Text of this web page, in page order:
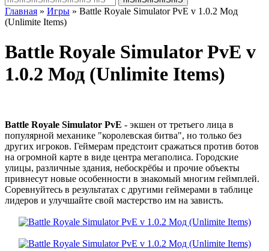
Главная » Игры » Battle Royale Simulator PvE v 1.0.2 Мод
(Unlimite Items)
Battle Royale Simulator PvE v
1.0.2 Мод (Unlimite Items)
Battle Royale Simulator PvE - экшен от третьего лица в
популярной механике "королевская битва", но только без
других игроков. Геймерам предстоит сражаться против ботов
на огромной карте в виде центра мегаполиса. Городские
улицы, различные здания, небоскрёбы и прочие объекты
привнесут новые особенности в знакомый многим геймплей.
Соревнуйтесь в результатах с другими геймерами в таблице
лидеров и улучшайте свой мастерство им на зависть.